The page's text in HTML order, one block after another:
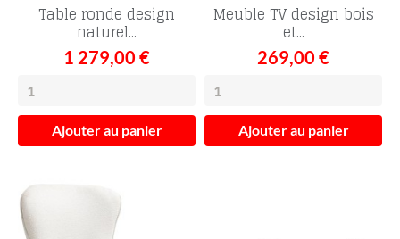
Table ronde design
naturel...
1 279,00 €
Ajouter au panier
Meuble TV design bois
et...
269,00 €
Ajouter au panier